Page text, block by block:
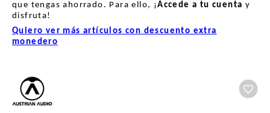
que tengas ahorrado. Para ello, ¡Accede a tu cuenta y
disfruta!
Quiero ver más artículos con descuento extra
monedero